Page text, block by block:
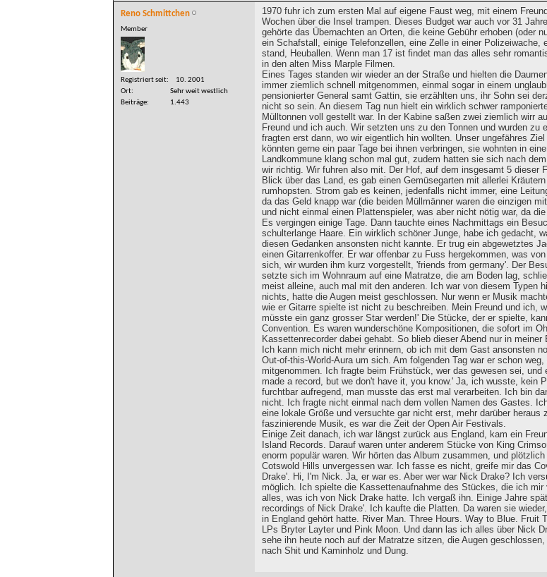
Reno Schmittchen
Member
Registriert seit
10. 2001
Ort
Sehr weit westlich
Beiträge
1.443
1970 fuhr ich zum ersten Mal auf eigene Faust weg, mit einem
Wochen über die Insel trampen. Dieses Budget war auch vor 31
gehörte das Übernachten an Orten, die keine Gebühr erhoben (oder
ein Schafstall, einige Telefonzellen, eine Zelle in einer
stand, Heuballen. Wenn man 17 ist findet man das alles sehr
in den alten Miss Marple Filmen.
Eines Tages standen wir wieder an der Straße und hielten die
immer ziemlich schnell mitgenommen, einmal sogar in einem
pensionierter General samt Gattin, sie erzählten uns, ihr Sohn sei
nicht so sein. An diesem Tag nun hielt ein wirklich schwer
Mülltonnen voll gestellt war. In der Kabine saßen zwei ziemlich wirr
Freund und ich auch. Wir setzten uns zu den Tonnen und wurden
fragten erst dann, wo wir eigentlich hin wollten. Unser ungefähres
könnten gerne ein paar Tage bei ihnen verbringen, sie wohnten in
Landkommune klang schon mal gut, zudem hatten sie sich nach
wir richtig. Wir fuhren also mit. Der Hof, auf dem insgesamt 5 dieser
Blick über das Land, es gab einen Gemüsegarten mit allerlei
rumhopsten. Strom gab es keinen, jedenfalls nicht immer, eine
da das Geld knapp war (die beiden Müllmänner waren die einzigen
und nicht einmal einen Plattenspieler, was aber nicht nötig war, da
Es vergingen einige Tage. Dann tauchte eines Nachmittags ein
schulterlange Haare. Ein wirklich schöner Junge, habe ich gedacht,
diesen Gedanken ansonsten nicht kannte. Er trug ein abgewetztes
einen Gitarrenkoffer. Er war offenbar zu Fuss hergekommen, was
sich, wir wurden ihm kurz vorgestellt, 'friends from germany'. Der
setzte sich im Wohnraum auf eine Matratze, die am Boden lag,
meist alleine, auch mal mit den anderen. Ich war von diesem
nichts, hatte die Augen meist geschlossen. Nur wenn er Musik
wie er Gitarre spielte ist nicht zu beschreiben. Mein Freund und ich,
müsste ein ganz grosser Star werden!' Die Stücke, der er spielte,
Convention. Es waren wunderschöne Kompositionen, die sofort im
Kassettenrecorder dabei gehabt. So blieb dieser Abend nur in meiner
Ich kann mich nicht mehr erinnern, ob ich mit dem Gast ansonsten
Out-of-this-World-Aura um sich. Am folgenden Tag war er schon
mitgenommen. Ich fragte beim Frühstück, wer das gewesen sei,
made a record, but we don't have it, you know.' Ja, ich wusste, kein
furchtbar aufregend, man musste das erst mal verarbeiten. Ich bin
nicht. Ich fragte nicht einmal nach dem vollen Namen des Gastes.
eine lokale Größe und versuchte gar nicht erst, mehr darüber
faszinierende Musik, es war die Zeit der Open Air Festivals.
Einige Zeit danach, ich war längst zurück aus England, kam ein
Island Records. Darauf waren unter anderem Stücke von King
enorm populär waren. Wir hörten das Album zusammen, und
Cotswold Hills unvergessen war. Ich fasse es nicht, greife mir das
Drake'. Hi, I'm Nick. Ja, er war es. Aber wer war Nick Drake? Ich
möglich. Ich spielte die Kassettenaufnahme des Stückes, die ich
alles, was ich von Nick Drake hatte. Ich vergaß ihn. Einige Jahre
recordings of Nick Drake'. Ich kaufte die Platten. Da waren sie
in England gehört hatte. River Man. Three Hours. Way to Blue.
LPs Bryter Layter und Pink Moon. Und dann las ich alles über Nick
sehe ihn heute noch auf der Matratze sitzen, die Augen
nach Shit und Kaminholz und Dung.